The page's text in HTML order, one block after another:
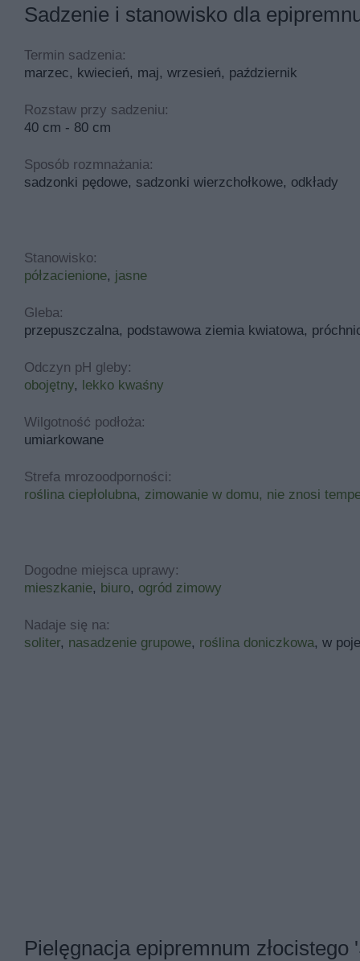
Sadzenie i stanowisko dla
Termin sadzenia:
marzec, kwiecień, maj, wrzesień, październik
Rozstaw przy sadzeniu:
40 cm - 80 cm
Sposób rozmnażania:
sadzonki pędowe, sadzonki wierzchołkowe, odkłady
Stanowisko:
półzacienione, jasne
Gleba:
przepuszczalna, podstawowa ziemia kwiatowa,
Odczyn pH gleby:
obojętny, lekko kwaśny
Wilgotność podłoża:
umiarkowane
Strefa mrozoodporności:
roślina ciepłolubna, zimowanie w domu, nie znosi
Dogodne miejsca uprawy:
mieszkanie, biuro, ogród zimowy
Nadaje się na:
soliter, nasadzenie grupowe, roślina doniczkowa, w
Pielęgnacja epipremnum złocistego